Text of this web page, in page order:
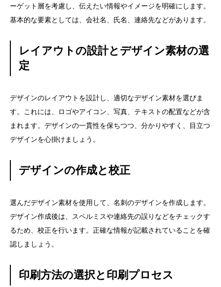
ーゲット層を考慮し、伝えたい情報やイメージを明確にします。
基本的な要素としては、会社名、氏名、連絡先などがあります。
レイアウトの設計とデザイン素材の選
定
デザインのレイアウトを設計し、適切なデザイン素材を選びま
す。これには、ロゴやアイコン、写真、テキストの配置などが含
まれます。デザインの一貫性を保ちつつ、分かりやすく、目立つ
デザインを心掛けましょう。
デザインの作成と校正
選んだデザイン素材を使用して、名刺のデザインを作成します。
デザイン作成後は、スペルミスや連絡先の誤りなどをチェックす
るため、校正を行います。正確な情報が記載されていることを確
認しましょう。
印刷方法の選択と印刷プロセス